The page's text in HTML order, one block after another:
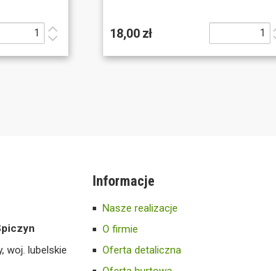
18,00 zł
woj. lubelskie
Informacje
Nasze realizacje
O firmie
Oferta detaliczna